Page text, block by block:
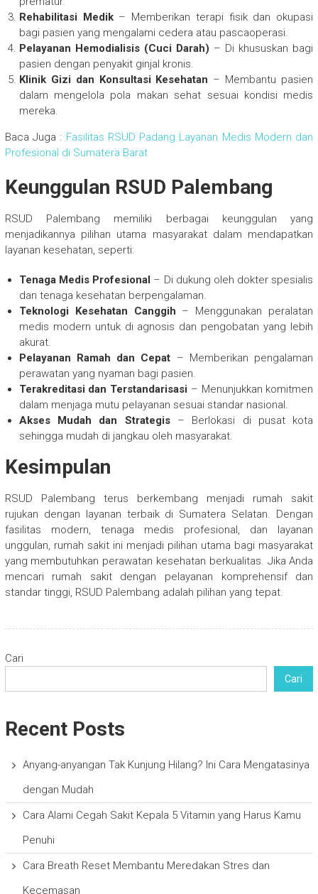
Rehabilitasi Medik– Memberikan terapi fisik dan okupasi
bagi pasien yang mengalami cedera atau pascaoperasi.
Pelayanan Hemodialisis (Cuci Darah) – Di khususkan bagi
pasien dengan penyakit ginjal kronis.
Klinik Gizi dan Konsultasi Kesehatan – Membantu pasien
dalam mengelola pola makan sehat sesuai kondisi medis
mereka.
Baca Juga : Fasilitas RSUD Padang Layanan Medis Modern dan
Profesional di Sumatera Barat
Keunggulan RSUD Palembang
RSUD Palembang memiliki berbagai keunggulan yang
menjadikannya pilihan utama masyarakat dalam mendapatkan
layanan kesehatan, seperti:
Tenaga Medis Profesional – Di dukung oleh dokter spesialis
dan tenaga kesehatan berpengalaman.
Teknologi Kesehatan Canggih – Menggunakan peralatan
medis modern untuk di agnosis dan pengobatan yang lebih
akurat.
Pelayanan Ramah dan Cepat – Memberikan pengalaman
perawatan yang nyaman bagi pasien.
Terakreditasi dan Terstandarisasi – Menunjukkan komitmen
dalam menjaga mutu pelayanan sesuai standar nasional.
Akses Mudah dan Strategis– Berlokasi di pusat kota
sehingga mudah di jangkau oleh masyarakat.
Kesimpulan
RSUD Palembang terus berkembang menjadi rumah sakit
rujukan dengan layanan terbaik di Sumatera Selatan. Dengan
fasilitas modern, tenaga medis profesional, dan layanan
unggulan, rumah sakit ini menjadi pilihan utama bagi masyarakat
yang membutuhkan perawatan kesehatan berkualitas. Jika Anda
mencari rumah sakit dengan pelayanan komprehensif dan
standar tinggi, RSUD Palembang adalah pilihan yang tepat.
Cari
Cari
Recent Posts
Anyang-anyangan Tak Kunjung Hilang? Ini Cara Mengatasinya
dengan Mudah
Cara Alami Cegah Sakit Kepala 5 Vitamin yang Harus Kamu
Penuhi
Cara Breath Reset Membantu Meredakan Stres dan
Kecemasan